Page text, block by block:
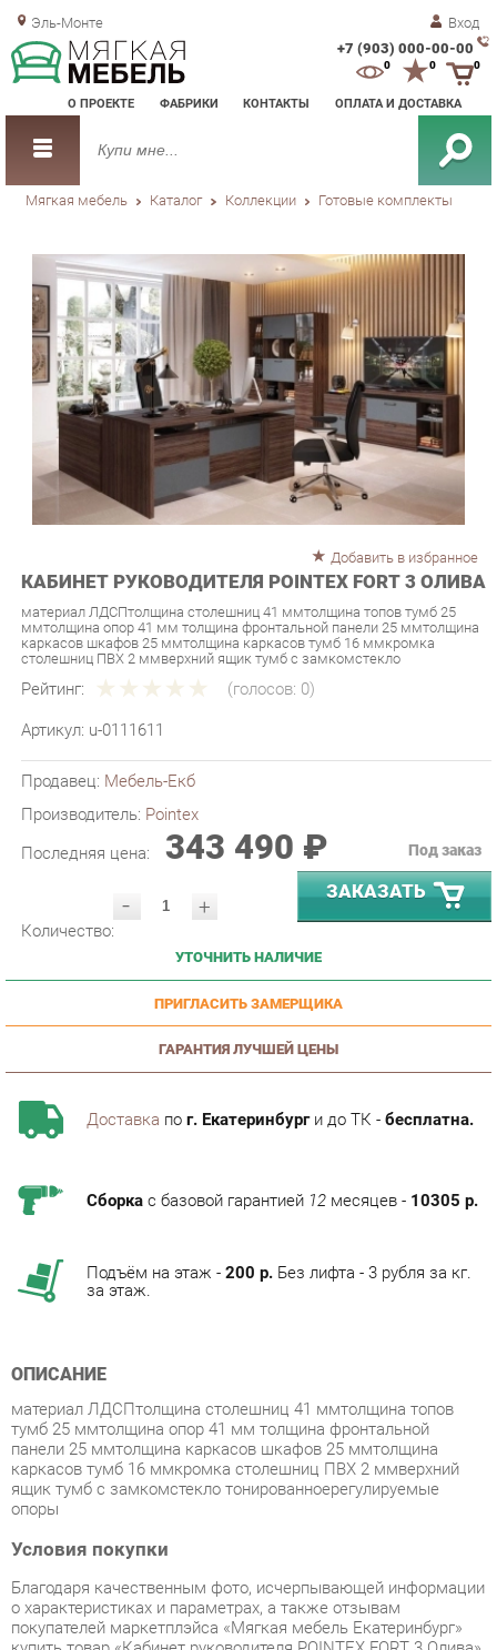
Эль-Монте Вход
+7 (903) 000-00-00
О ПРОЕКТЕ ФАБРИКИ КОНТАКТЫ ОПЛАТА И ДОСТАВКА
0 0
Мягкая мебель Каталог Коллекции Готовые комплекты
КАБИНЕТ РУКОВОДИТЕЛЯ POINTEX FORT 3 ОЛИВА
материал ЛДСПтолщина столешниц 41 ммтолщина топов тумб 25
ммтолщина опор 41 мм толщина фронтальной панели 25 ммтолщина
каркасов шкафов 25 ммтолщина каркасов тумб 16 ммкромка
столешниц ПВХ 2 ммверхний ящик тумб с замкомстекло
Рейтинг: (голосов:0)
Артикул: u-0111611
Производитель:Pointex
Последняя цена: 343 490 ₽
- ЗАКАЗАТЬ
УТОЧНИТЬ НАЛИЧИЕ
ПРИГЛАСИТЬ ЗАМЕРЩИКА
ГАРАНТИЯ ЛУЧШЕЙ ЦЕНЫ
Доставкапог. Екатеринбурги до ТК -бесплатна.
тумб 25 ммтолщина опор 41 мм толщина фронтальной
каркасов тумб 16 ммкромка столешниц ПВХ 2 ммверхний
ящик тумб с замкомстекло тонированноерегулируемые
опоры
Условия покупки
Благодаря качественным фото, исчерпывающей информации
о характеристиках и параметрах, а также отзывам
покупателей маркетплэйса «Мягкая мебель Екатеринбург»
купить товар «Кабинет руководителя POINTEX FORT 3 Олива»
категории Готовые комплекты производства Pointex с
доставкой из Екатеринбурга по цене со скидкой и гарантией
от производителя не составит труда.